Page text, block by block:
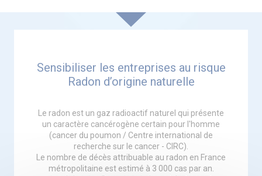
Sensibiliser les entreprises au risque
Radon d’origine naturelle
Le radon est un gaz radioactif naturel qui présente
un caractère cancérogène certain pour l'homme
(cancer du poumon / Centre international de
recherche sur le cancer - CIRC).
Le nombre de décès attribuable au radon en France
métropolitaine est estimé à 3 000 cas par an.